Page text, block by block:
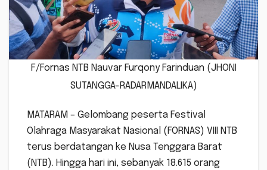
F/Fornas NTB Nauvar Furqony Farinduan (JHONI
SUTANGGA-RADARMANDALIKA)
MATARAM – Gelombang peserta Festival
Olahraga Masyarakat Nasional (FORNAS) VIII NTB
terus berdatangan ke Nusa Tenggara Barat
(NTB). Hingga hari ini, sebanyak 18.615 orang